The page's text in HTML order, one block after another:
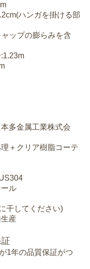
ハンガを掛ける部
ップの膨らみを含
多金属工業株式会
＋クリア樹脂コーテ
ル
干してください)
産
1年の品質保証がつ